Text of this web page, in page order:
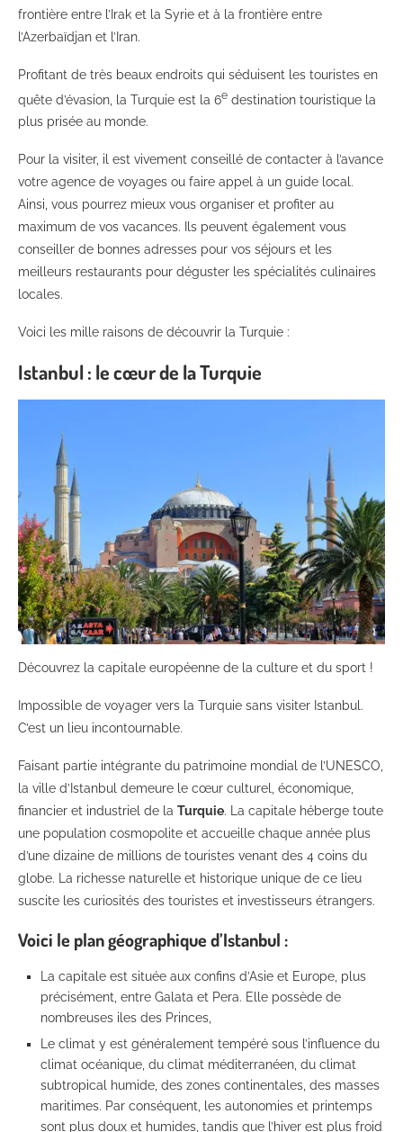
frontière entre l’Irak et la Syrie et à la frontière entre
l’Azerbaïdjan et l’Iran.
Profitant de très beaux endroits qui séduisent les touristes en
quête d’évasion, la Turquie est la 6e destination touristique la
plus prisée au monde.
Pour la visiter, il est vivement conseillé de contacter à l’avance
votre agence de voyages ou faire appel à un guide local.
Ainsi, vous pourrez mieux vous organiser et profiter au
maximum de vos vacances. Ils peuvent également vous
conseiller de bonnes adresses pour vos séjours et les
meilleurs restaurants pour déguster les spécialités culinaires
locales.
Voici les mille raisons de découvrir la Turquie :
Istanbul : le cœur de la Turquie
Découvrez la capitale européenne de la culture et du sport !
Impossible de voyager vers la Turquie sans visiter Istanbul.
C’est un lieu incontournable.
Faisant partie intégrante du patrimoine mondial de l’UNESCO,
la ville d’Istanbul demeure le cœur culturel, économique,
financier et industriel de la Turquie. La capitale héberge toute
une population cosmopolite et accueille chaque année plus
d’une dizaine de millions de touristes venant des 4 coins du
globe. La richesse naturelle et historique unique de ce lieu
suscite les curiosités des touristes et investisseurs étrangers.
Voici le plan géographique d’Istanbul :
La capitale est située aux confins d’Asie et Europe, plus
précisément, entre Galata et Pera. Elle possède de
nombreuses iles des Princes,
Le climat y est généralement tempéré sous l’influence du
climat océanique, du climat méditerranéen, du climat
subtropical humide, des zones continentales, des masses
maritimes. Par conséquent, les autonomies et printemps
sont plus doux et humides, tandis que l’hiver est plus froid